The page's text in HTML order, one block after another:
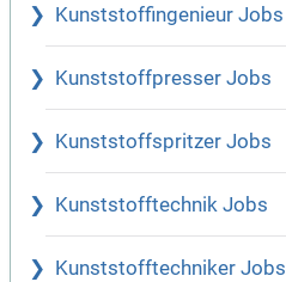
Kunststoffingenieur Jobs
Kunststoffpresser Jobs
Kunststoffspritzer Jobs
Kunststofftechnik Jobs
Kunststofftechniker Jobs